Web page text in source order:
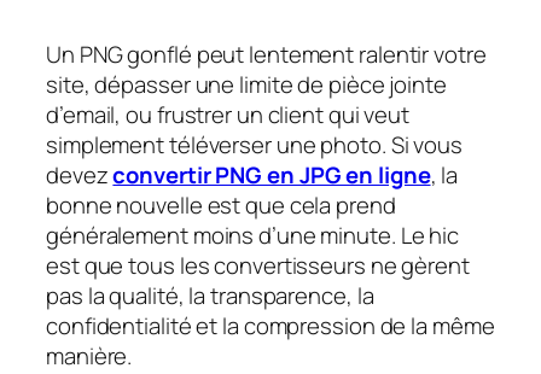
Un PNG gonflé peut lentement ralentir votre
site, dépasser une limite de pièce jointe
d’email, ou frustrer un client qui veut
simplement téléverser une photo. Si vous
devezconvertir PNG en JPG en ligne, la
bonne nouvelle est que cela prend
généralement moins d’une minute. Le hic
est que tous les convertisseurs ne gèrent
pas la qualité, la transparence, la
confidentialité et la compression de la même
manière.